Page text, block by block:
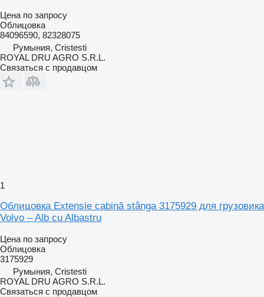
Цена по запросу
Облицовка
84096590, 82328075
Румыния, Cristesti
ROYAL DRU AGRO S.R.L.
Связаться с продавцом
1
Облицовка Extensie cabină stânga 3175929 для грузовика
Volvo – Alb cu Albastru
Цена по запросу
Облицовка
3175929
Румыния, Cristesti
ROYAL DRU AGRO S.R.L.
Связаться с продавцом